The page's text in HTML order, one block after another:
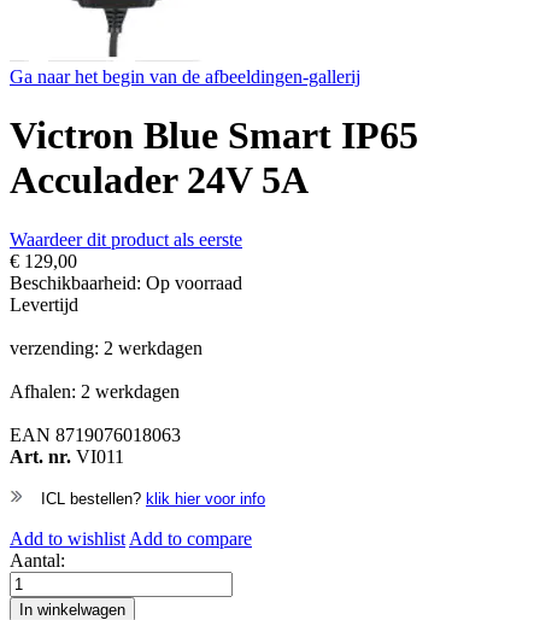
Ga naar het begin van de afbeeldingen-gallerij
Victron Blue Smart IP65
Acculader 24V 5A
Waardeer dit product als eerste
€ 129,00
Beschikbaarheid: Op voorraad
Levertijd
verzending: 2 werkdagen
Afhalen: 2 werkdagen
EAN 8719076018063
Art. nr. VI011
ICL bestellen? klik hier voor info
Add to wishlist Add to compare
Aantal:
In winkelwagen